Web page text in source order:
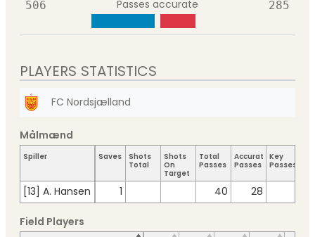
506 Passes accurate 285
PLAYERS STATISTICS
FC Nordsjælland
Spiller Saves
Shots
Total
Shots
On
Target
Total
Passes
Accurate
Passes
Key
Passes
[13] A. Hansen 1 40 28
Målmænd
Field Players